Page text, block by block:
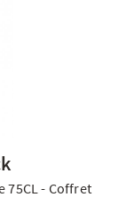
75CL- Coffret